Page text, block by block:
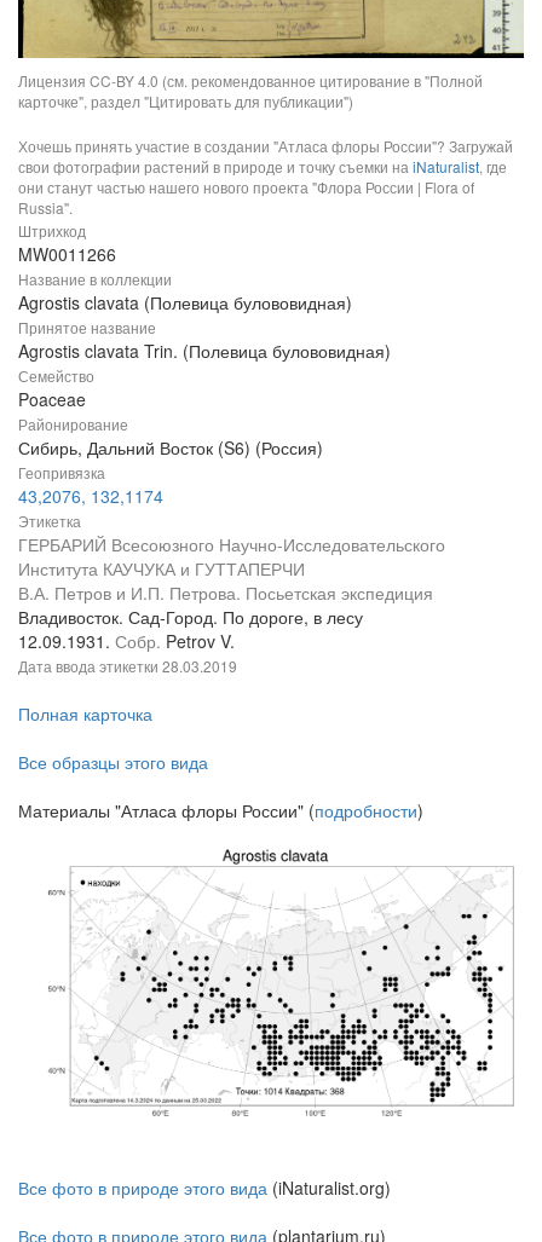
Лицензия CC-BY 4.0 (см. рекомендованное цитирование в "Полной
карточке", раздел "Цитировать для публикации")
Хочешь принять участие в создании "Атласа флоры России"? Загружай
свои фотографии растений в природе и точку съемки на iNaturalist, где
они станут частью нашего нового проекта "Флора России | Flora of
Russia".
Штрихкод
MW0011266
Название в коллекции
Agrostis clavata (Полевица булововидная)
Принятое название
Agrostis clavata Trin. (Полевица булововидная)
Семейство
Poaceae
Районирование
Сибирь, Дальний Восток (S6) (Россия)
Геопривязка
43,2076, 132,1174
Этикетка
ГЕРБАРИЙ Всесоюзного Научно-Исследовательского
Института КАУЧУКА и ГУТТАПЕРЧИ
В.А. Петров и И.П. Петрова. Посьетская экспедиция
Владивосток. Сад-Город. По дороге, в лесу
12.09.1931. Собр. Petrov V.
Дата ввода этикетки 28.03.2019
Полная карточка
Все образцы этого вида
Материалы "Атласа флоры России" (подробности)
Все фото в природе этого вида (iNaturalist.org)
Все фото в природе этого вида (plantarium.ru)